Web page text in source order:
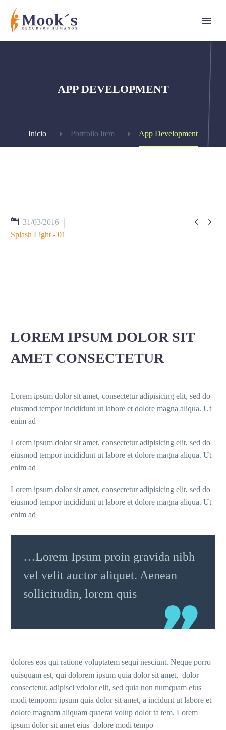
APP DEVELOPMENT
Inicio Portfolio Item App Development
 
31/03/2016
Splash Light - 01
LOREM IPSUM DOLOR SIT
AMET CONSECTETUR
Lorem ipsum dolor sit amet, consectetur adipisicing elit, sed do
eiusmod tempor incididunt ut labore et dolore magna aliqua. Ut
enim ad
Lorem ipsum dolor sit amet, consectetur adipisicing elit, sed do
eiusmod tempor incididunt ut labore et dolore magna aliqua. Ut
enim ad
Lorem ipsum dolor sit amet, consectetur adipisicing elit, sed do
eiusmod tempor incididunt ut labore et dolore magna aliqua. Ut
enim ad
…Lorem Ipsum proin gravida nibh
vel velit auctor aliquet. Aenean
sollicitudin, lorem quis
dolores eos qui ratione voluptatem sequi nesciunt. Neque porro
quisquam est, qui dolorem ipsum quia dolor sit amet, dolor
consectetur, adipisci vdolor elit, sed quia non numquam eius
modi temporm ipsum quia dolor sit amet, a incidunt ut labore et
dolore magnam aliquam quaerat volup dolor ta tem. Lorem
ipsum dolor sit amet eius dolore modi tempo